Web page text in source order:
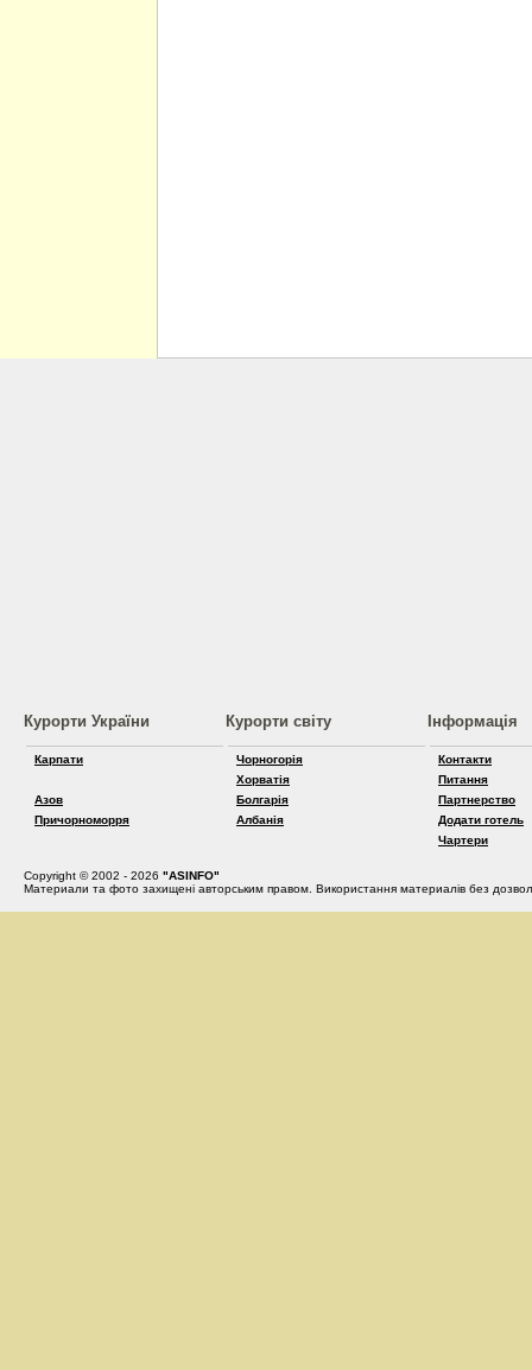
Курорти України
Карпати
Азов
Причорноморря
Курорти світу
Чорногорія
Хорватія
Болгарія
Албанія
Інформація
Контакти
Питання
Партнерство
Додати готель
Чартери
Copyright © 2002 - 2026 "ASINFO"
Материали та фото захищені авторським правом. Використання материалів без